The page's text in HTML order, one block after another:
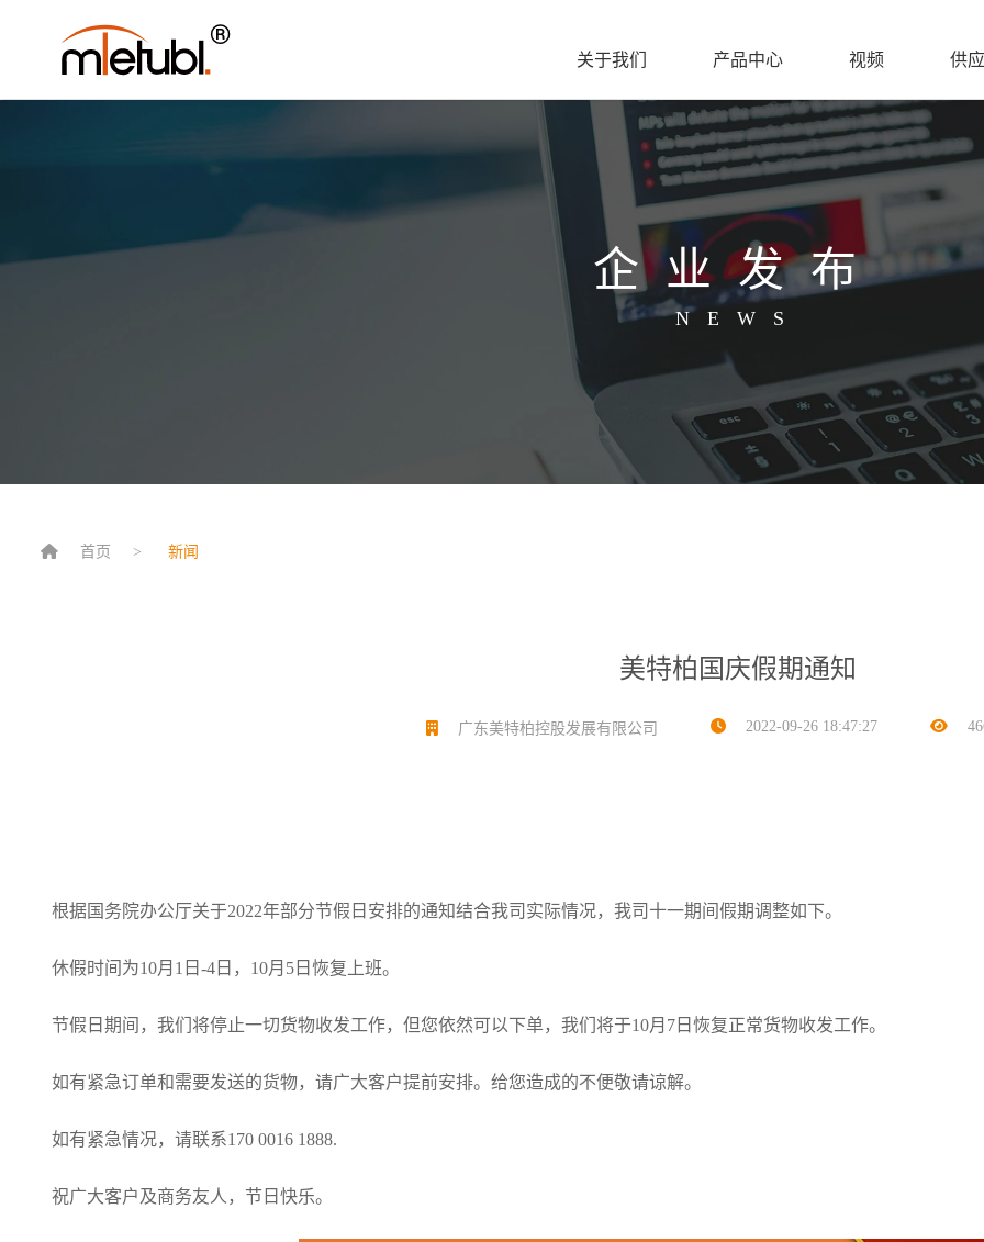
关于我们 产品中心 视频 供
企业发布
NEWS
首页 新闻
美特柏国庆假期通知
广东美特柏控股发展有限公司 2022-09-26 18:47:27
根据国务院办公厅关于2022年部分节假日安排的通知结合我司实际情况，我司十一期间假期调整如下。
休假时间为10月1日-4日，10月5日恢复上班。
节假日期间，我们将停止一切货物收发工作，但您依然可以下单，我们将于10月7日恢复正常货物收发工作。
如有紧急订单和需要发送的货物，请广大客户提前安排。给您造成的不便敬请谅解。
如有紧急情况，请联系170 0016 1888.
祝广大客户及商务友人，节日快乐。